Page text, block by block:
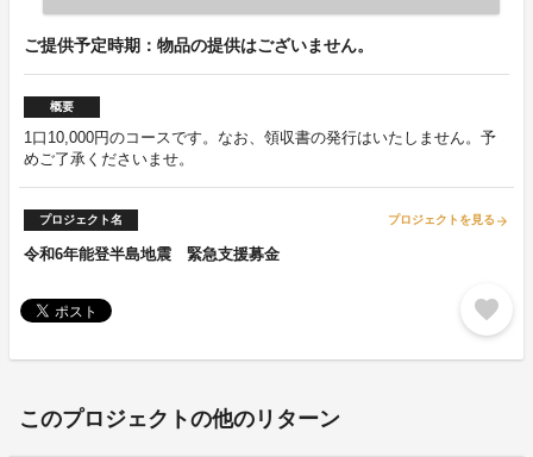
ご提供予定時期：物品の提供はございません。
概要
1口10,000円のコースです。なお、領収書の発行はいたしません。予
めご了承くださいませ。
プロジェクト名 プロジェクトを見る arrow_forward
令和6年能登半島地震 緊急支援募金
favorite
このプロジェクトの他のリターン